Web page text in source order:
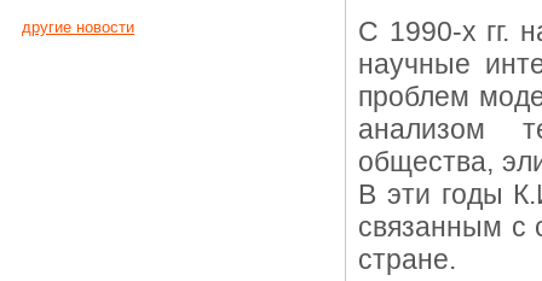
другие новости
С 1990-х гг.
научные
проблем
анализом
общества,
В эти годы
связанным с
стране.